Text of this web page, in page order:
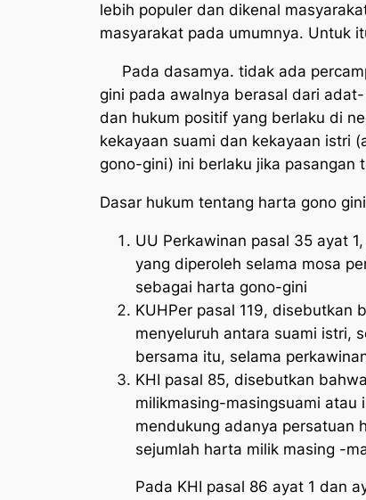
lebih populer dan dikenal
masyarakat pada umumnya. Untuk
Pada dasamya. tidak ada
gini pada awalnya berasal dari
dan hukum positif yang berlaku di
kekayaan suami dan kekayaan istri
gono-gini) ini berlaku jika pasangan
Dasar hukum tentang harta gono
UU Perkawinan pasal 35 ayat
yang diperoleh selama mosa
sebagai harta gono-gini
KUHPer pasal 119, disebutkan
menyeluruh antara suami istri,
bersama itu, selama
KHI pasal 85, disebutkan
milikmasing-masingsuami atau
mendukung adanya persatuan
sejumlah harta milik masing -
Pada KHI pasal 86 ayat 1 dan